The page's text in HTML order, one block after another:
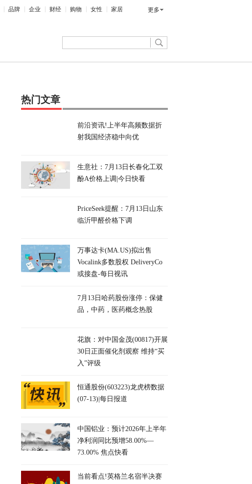
品牌 企业 财经 购物 女性 家居 更多
热门文章
前沿资讯!上半年高频数据折
射我国经济稳中向优
生意社：7月13日长春化工双
酚A价格上调|今日快看
PriceSeek提醒：7月13日山东
临沂甲醛价格下调
万事达卡(MA.US)拟出售
Vocalink多数股权 DeliveryCo
或接盘-每日视讯
7月13日哈药股份涨停：保健
品，中药，医药概念热股
花旗：对中国金茂(00817)开展
30日正面催化剂观察 维持“买
入”评级
恒通股份(603223)龙虎榜数据
(07-13)|每日报道
中国铝业：预计2026年上半年
净利润同比预增58.00%—
73.00% 焦点快看
当前看点!英格兰名宿半决赛